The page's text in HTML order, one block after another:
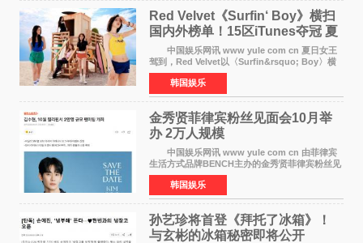
Red Velvet《Surfin‘ Boy》横扫
国内外榜单！15区iTunes夺冠 夏
日女王强势回归
中国娱乐网讯 www yule com cn 夏日女王
驾到，Red Velvet以〈Surfin&rsquo; Boy〉横
扫国内外榜单，获得音乐粉丝的热烈反响。
Red Velvet于3日发行了夏日迷你专辑《Velvet
Summer》，
韩国娱乐
金秀贤菲律宾粉丝见面会10月举
办 2万人规模
中国娱乐网讯 www yule com cn 由菲律宾
生活方式品牌BENCH主办的金秀贤菲律宾粉丝见
面会，将于10月2日在马尼拉SM Mall of
Asia（MOA）竞技场举行，预计规模达2万人。
这也是金秀贤自去年陷
韩国娱乐
孙艺珍将首登《拜托了冰箱》！
与玄彬的冰箱秘密即将公开